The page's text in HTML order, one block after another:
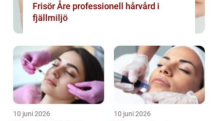
Frisör Åre professionell hårvård i
fjällmiljö
10 juni 2026 10 juni 2026